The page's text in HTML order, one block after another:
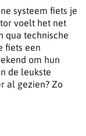
systeem fiets je
voelt het net
qua technische
fiets een
om hun
de leukste
al gezien? Zo